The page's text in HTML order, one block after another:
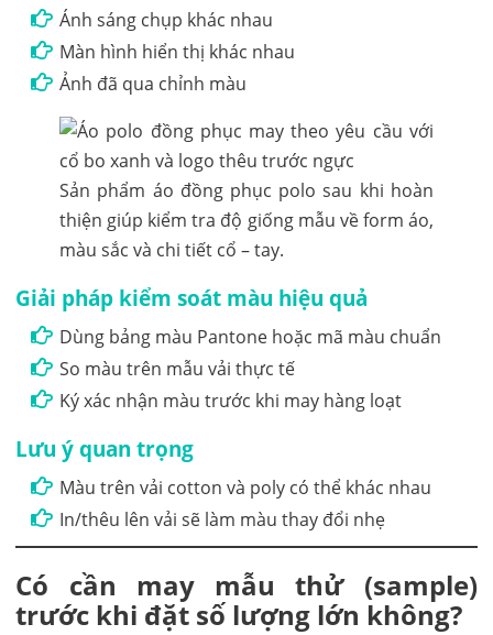
Ánh sáng chụp khác nhau
Màn hình hiển thị khác nhau
Ảnh đã qua chỉnh màu
Sản phẩm áo đồng phục polo sau khi hoàn
thiện giúp kiểm tra độ giống mẫu về form áo,
màu sắc và chi tiết cổ – tay.
Giải pháp kiểm soát màu hiệu quả
Dùng bảng màu Pantone hoặc mã màu chuẩn
So màu trên mẫu vải thực tế
Ký xác nhận màu trước khi may hàng loạt
Lưu ý quan trọng
Màu trên vải cotton và poly có thể khác nhau
In/thêu lên vải sẽ làm màu thay đổi nhẹ
Có cần may mẫu thử (sample)
trước khi đặt số lượng lớn không?